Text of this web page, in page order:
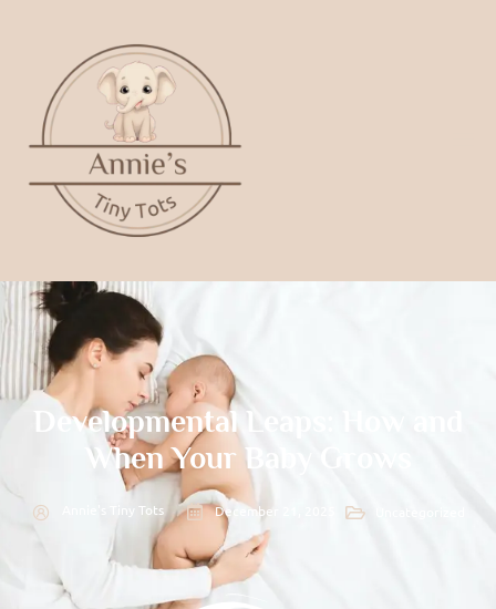
Developmental Leaps: How and
When Your Baby Grows
Annie's Tiny Tots December 21, 2025